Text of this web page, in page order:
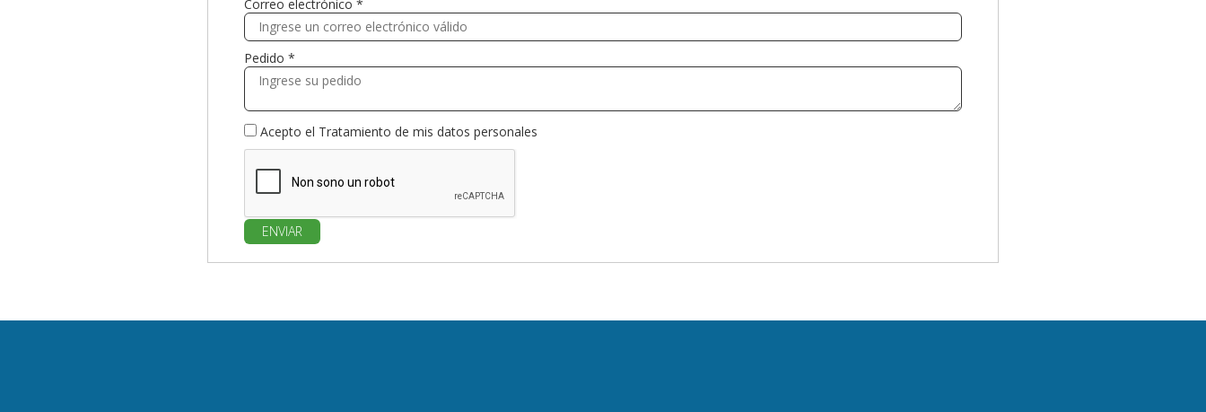
Correo electrónico *
Pedido *
Acepto el Tratamiento de mis datos personales
ENVIAR